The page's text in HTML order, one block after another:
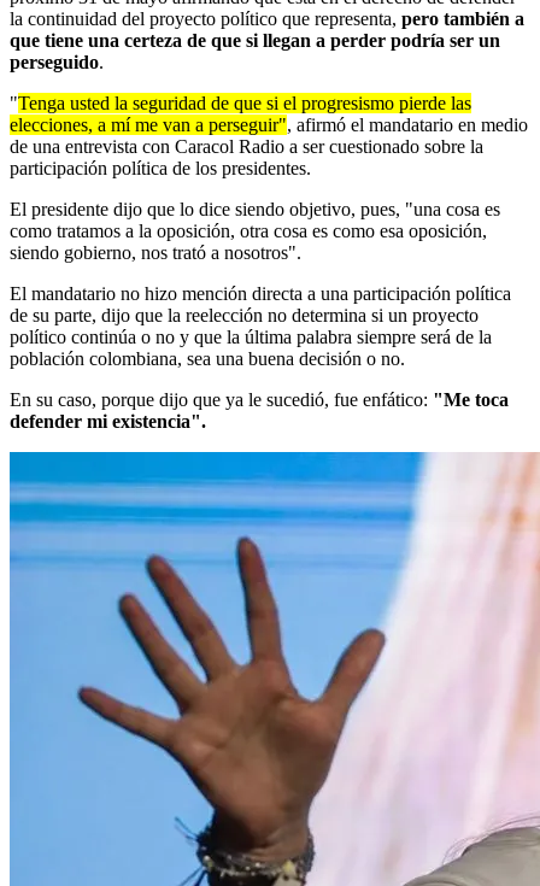
la continuidad del proyecto político que representa, pero también a
que tiene una certeza de que si llegan a perder podría ser un
perseguido.
"Tenga usted la seguridad de que si el progresismo pierde las
elecciones, a mí me van a perseguir", afirmó el mandatario en medio
de una entrevista con Caracol Radio a ser cuestionado sobre la
participación política de los presidentes.
El presidente dijo que lo dice siendo objetivo, pues, "una cosa es
como tratamos a la oposición, otra cosa es como esa oposición,
siendo gobierno, nos trató a nosotros".
El mandatario no hizo mención directa a una participación política
de su parte, dijo que la reelección no determina si un proyecto
político continúa o no y que la última palabra siempre será de la
población colombiana, sea una buena decisión o no.
En su caso, porque dijo que ya le sucedió, fue enfático: "Me toca
defender mi existencia".